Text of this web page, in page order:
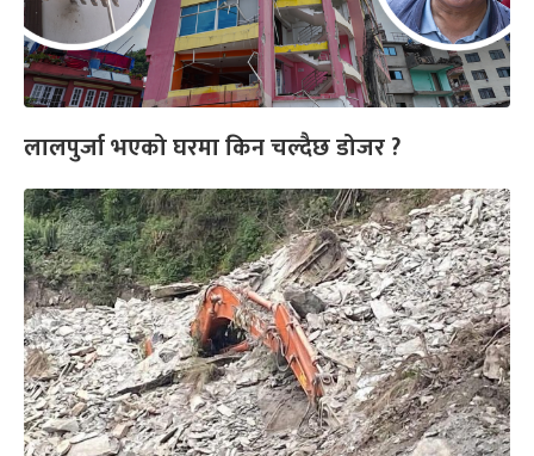
लालपुर्जा भएको घरमा किन चल्दैछ डोजर ?